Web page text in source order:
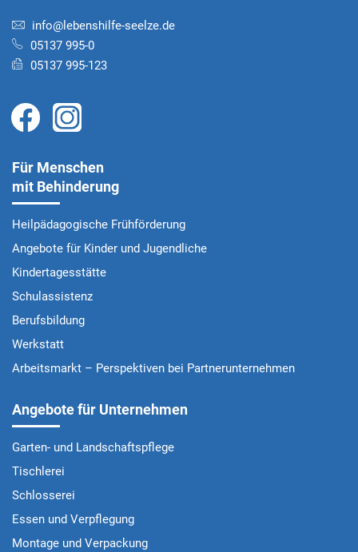
info@lebenshilfe-seelze.de
05137 995-0
05137 995-123
Für Menschen
mit Behinderung
Heilpädagogische Frühförderung
Angebote für Kinder und Jugendliche
Kindertagesstätte
Schulassistenz
Berufsbildung
Werkstatt
Arbeitsmarkt – Perspektiven bei Partnerunternehmen
Angebote für Unternehmen
Garten- und Landschaftspflege
Tischlerei
Schlosserei
Essen und Verpflegung
Montage und Verpackung